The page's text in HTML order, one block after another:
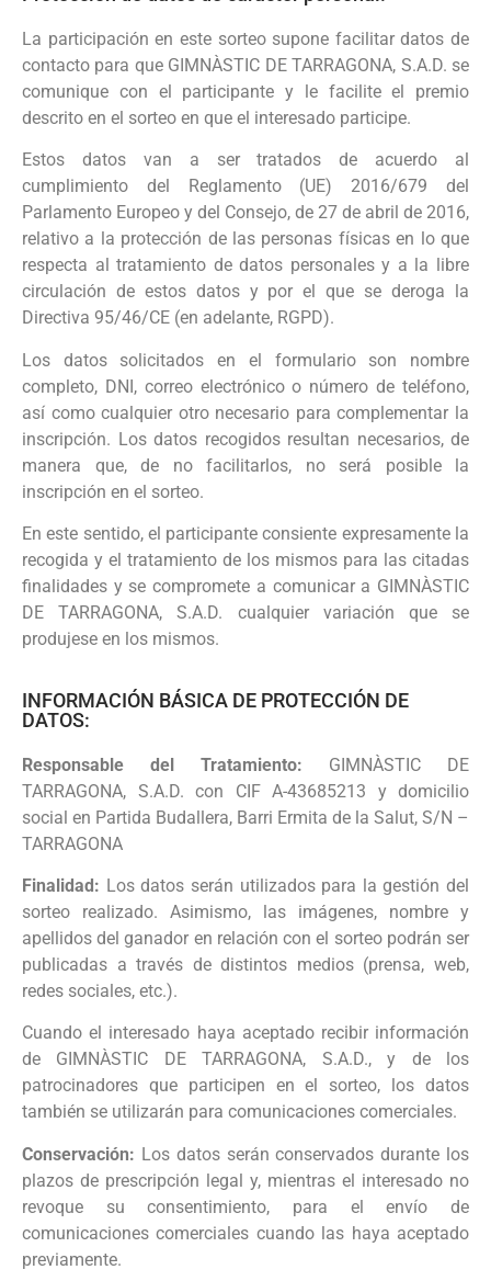
La participación en este sorteo supone facilitar datos de
contacto para que GIMNÀSTIC DE TARRAGONA, S.A.D. se
comunique con el participante y le facilite el premio
descrito en el sorteo en que el interesado participe.
Estos datos van a ser tratados de acuerdo al
cumplimiento del Reglamento (UE) 2016/679 del
Parlamento Europeo y del Consejo, de 27 de abril de 2016,
relativo a la protección de las personas físicas en lo que
respecta al tratamiento de datos personales y a la libre
circulación de estos datos y por el que se deroga la
Directiva 95/46/CE (en adelante, RGPD).
Los datos solicitados en el formulario son nombre
completo, DNI, correo electrónico o número de teléfono,
así como cualquier otro necesario para complementar la
inscripción. Los datos recogidos resultan necesarios, de
manera que, de no facilitarlos, no será posible la
inscripción en el sorteo.
En este sentido, el participante consiente expresamente la
recogida y el tratamiento de los mismos para las citadas
finalidades y se compromete a comunicar a GIMNÀSTIC
DE TARRAGONA, S.A.D. cualquier variación que se
produjese en los mismos.
INFORMACIÓN BÁSICA DE PROTECCIÓN DE
DATOS:
Responsable del Tratamiento: GIMNÀSTIC DE
TARRAGONA, S.A.D. con CIF A-43685213 y domicilio
social en Partida Budallera, Barri Ermita de la Salut, S/N –
TARRAGONA
Finalidad: Los datos serán utilizados para la gestión del
sorteo realizado. Asimismo, las imágenes, nombre y
apellidos del ganador en relación con el sorteo podrán ser
publicadas a través de distintos medios (prensa, web,
redes sociales, etc.).
Cuando el interesado haya aceptado recibir información
de GIMNÀSTIC DE TARRAGONA, S.A.D., y de los
patrocinadores que participen en el sorteo, los datos
también se utilizarán para comunicaciones comerciales.
Conservación: Los datos serán conservados durante los
plazos de prescripción legal y, mientras el interesado no
revoque su consentimiento, para el envío de
comunicaciones comerciales cuando las haya aceptado
previamente.